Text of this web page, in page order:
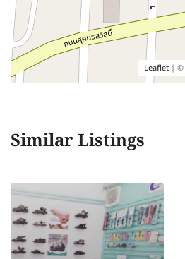
Leaflet | ©
Similar Listings